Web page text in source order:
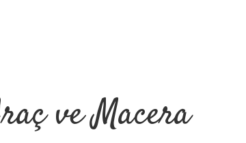
ve Macera